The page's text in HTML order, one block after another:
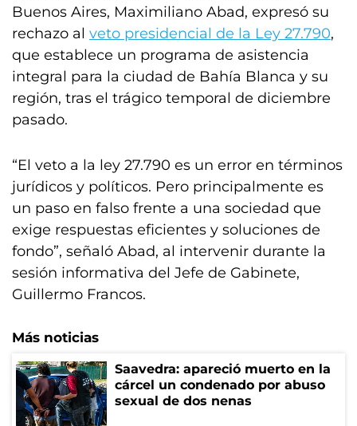
Buenos Aires, Maximiliano Abad, expresó su
rechazo al veto presidencial de la Ley 27.790,
que establece un programa de asistencia
integral para la ciudad de Bahía Blanca y su
región, tras el trágico temporal de diciembre
pasado.
“El veto a la ley 27.790 es un error en términos
jurídicos y políticos. Pero principalmente es
un paso en falso frente a una sociedad que
exige respuestas eficientes y soluciones de
fondo”, señaló Abad, al intervenir durante la
sesión informativa del Jefe de Gabinete,
Guillermo Francos.
Más noticias
Saavedra: apareció muerto en la
cárcel un condenado por abuso
sexual de dos nenas